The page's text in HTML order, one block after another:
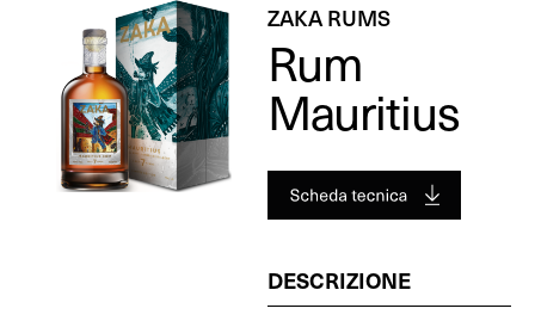
ZAKA RUMS
Rum
Mauritius
DESCRIZIONE